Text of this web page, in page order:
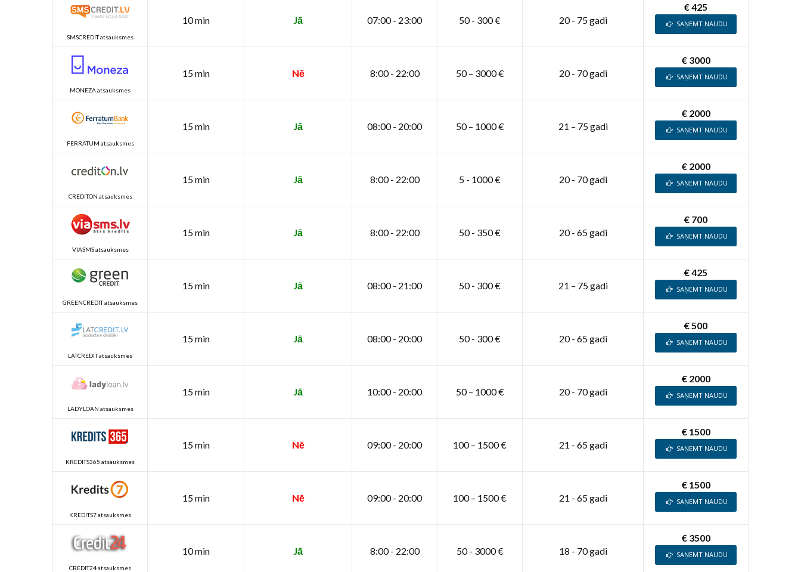
SMSCREDIT atsauksmes
10 min Jā 07:00 - 23:00 50 - 300 € 20 - 75 gadi
€ 425
SAŅEMT NAUDU
MONEZA atsauksmes
15 min Nē 8:00 - 22:00 50 – 3000 € 20 - 70 gadi
€ 3000
SAŅEMT NAUDU
FERRATUM atsauksmes
15 min Jā 08:00 - 20:00 50 – 1000 € 21 – 75 gadi
€ 2000
SAŅEMT NAUDU
CREDITON atsauksmes
15 min Jā 8:00 - 22:00 5 - 1000 € 20 - 70 gadi
€ 2000
SAŅEMT NAUDU
VIASMS atsauksmes
15 min Jā 8:00 - 22:00 50 - 350 € 20 - 65 gadi
€ 700
SAŅEMT NAUDU
GREENCREDIT atsauksmes
15 min Jā 08:00 - 21:00 50 - 300 € 21 – 75 gadi
€ 425
SAŅEMT NAUDU
LATCREDIT atsauksmes
15 min Jā 08:00 - 20:00 50 - 300 € 20 - 65 gadi
€ 500
SAŅEMT NAUDU
LADYLOAN atsauksmes
15 min Jā 10:00 - 20:00 50 – 1000 € 20 - 70 gadi
€ 2000
SAŅEMT NAUDU
KREDITS365 atsauksmes
15 min Nē 09:00 - 20:00 100 – 1500 € 21 - 65 gadi
€ 1500
SAŅEMT NAUDU
KREDITS7 atsauksmes
15 min Nē 09:00 - 20:00 100 – 1500 € 21 - 65 gadi
€ 1500
SAŅEMT NAUDU
CREDIT24 atsauksmes
10 min Jā 8:00 - 22:00 50 - 3000 € 18 - 70 gadi
€ 3500
SAŅEMT NAUDU